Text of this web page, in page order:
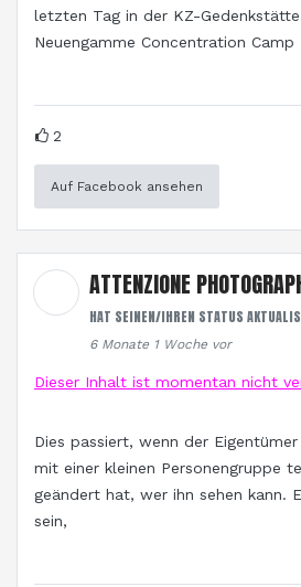
letzten Tag in der KZ-
Neuengamme Concentration Camp
2
Auf Facebook ansehen
ATTENZIONE
HAT SEINEN/IHREN STATUS
6 Monate 1 Woche vor
Dieser Inhalt ist momentan nicht
Dies passiert, wenn der
mit einer kleinen Personengruppe
geändert hat, wer ihn sehen kann.
sein,